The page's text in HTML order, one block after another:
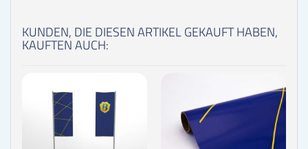
KUNDEN, DIE DIESEN ARTIKEL GEKAUFT HABEN,
KAUFTEN AUCH: